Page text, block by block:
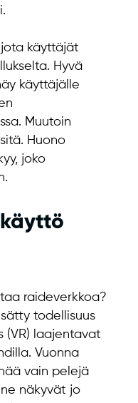
jota käyttäjät
Hyvä
käyttäjälle
Muutoin
Huono
joko
käyttö
raideverkkoa?
todellisuus
(VR) laajentavat
Vuonna
vain pelejä
näkyvät jo